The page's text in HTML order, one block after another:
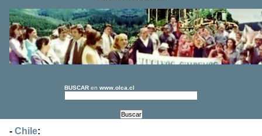
BUSCAR en www.olca.cl
- Chile: